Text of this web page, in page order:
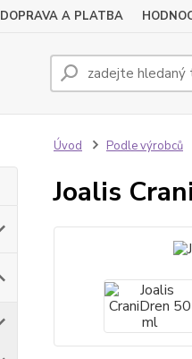
DOPRAVA A PLATBA
Úvod Podle výrobců
Joalis